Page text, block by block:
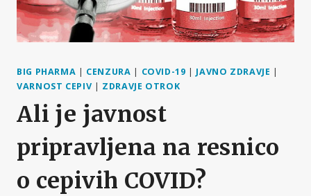
BIG PHARMA | CENZURA | COVID-19 | JAVNO ZDRAVJE |
VARNOST CEPIV | ZDRAVJE OTROK
Ali je javnost
pripravljena na resnico
o cepivih COVID?